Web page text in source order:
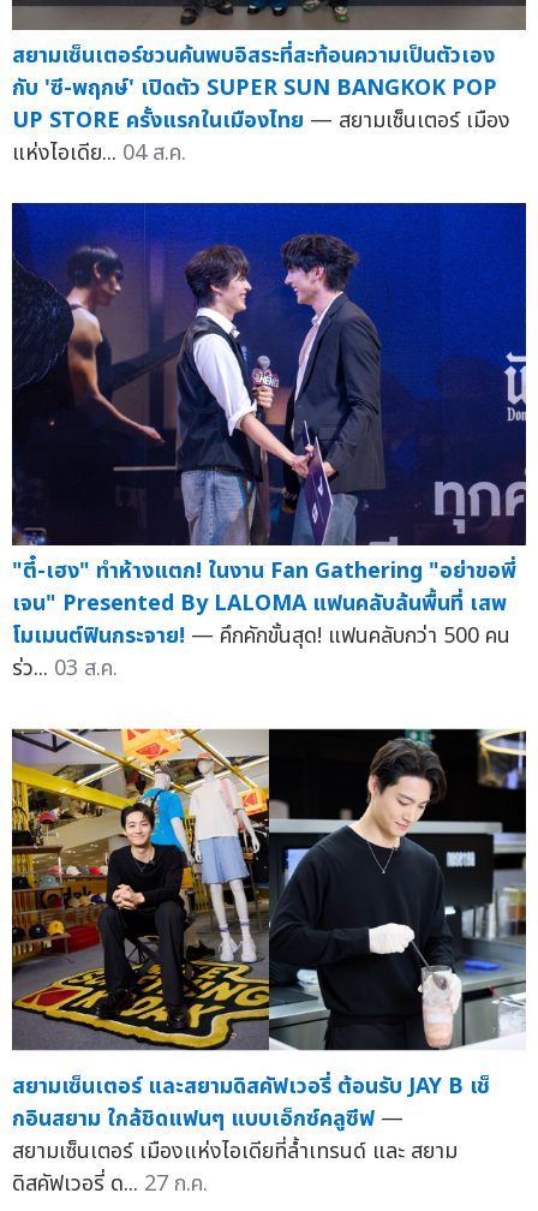
สยามเซ็นเตอร์ชวนค้นพบอิสระที่สะท้อนความเป็นตัวเอง
กับ 'ซี-พฤกษ์' เปิดตัว SUPER SUN BANGKOK POP
UP STORE ครั้งแรกในเมืองไทย — สยามเซ็นเตอร์ เมือง
แห่งไอเดีย... 04 ส.ค.
"ตี๋-เฮง" ทำห้างแตก! ในงาน Fan Gathering "อย่าขอพี่
เจน" Presented By LALOMA แฟนคลับล้นพื้นที่ เสพ
โมเมนต์ฟินกระจาย! — คึกคักขั้นสุด! แฟนคลับกว่า 500 คน
ร่ว... 03 ส.ค.
สยามเซ็นเตอร์ และสยามดิสคัฟเวอรี่ ต้อนรับ JAY B เช็
กอินสยาม ใกล้ชิดแฟนๆ แบบเอ็กซ์คลูซีฟ —
สยามเซ็นเตอร์ เมืองแห่งไอเดียที่ล้ำเทรนด์ และ สยาม
ดิสคัฟเวอรี่ ด... 27 ก.ค.